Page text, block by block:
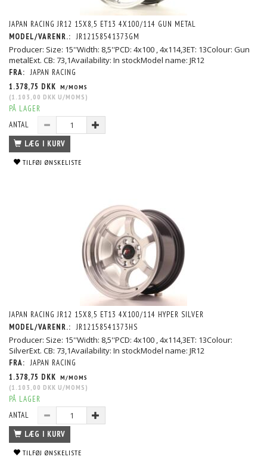
JAPAN RACING JR12 15X8,5 ET13 4X100/114 GUN METAL
MODEL/VARENR.: JR12158541373GM
Producer: Size: 15''Width: 8,5''PCD: 4x100 , 4x114,3ET: 13Colour: Gun
metalExt. CB: 73,1Availability: In stockModel name: JR12
FRA: JAPAN RACING
1.378,75 DKK M/MOMS
(1.103,00 DKK U/MOMS )
PÅ LAGER
ANTAL
LÆG I KURV
TILFØJ ØNSKELISTE
JAPAN RACING JR12 15X8,5 ET13 4X100/114 HYPER SILVER
MODEL/VARENR.: JR12158541373HS
Producer: Size: 15''Width: 8,5''PCD: 4x100 , 4x114,3ET: 13Colour:
SilverExt. CB: 73,1Availability: In stockModel name: JR12
FRA: JAPAN RACING
1.378,75 DKK M/MOMS
(1.103,00 DKK U/MOMS )
PÅ LAGER
ANTAL
LÆG I KURV
TILFØJ ØNSKELISTE